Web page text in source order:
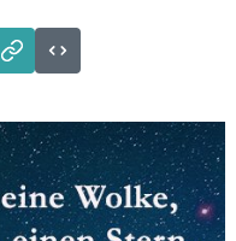
Download
Link
Code